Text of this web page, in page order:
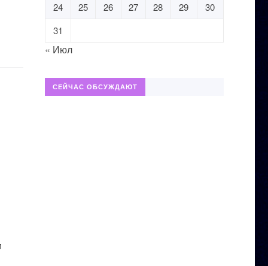
24
25 26 27 28 29
30
31
« Июл
СЕЙЧАС ОБСУЖДАЮТ